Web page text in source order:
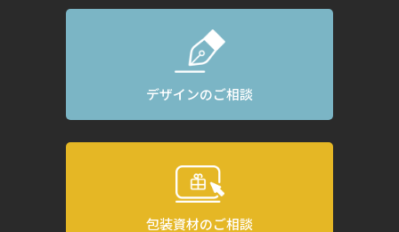
デザインのご相談
包装資材のご相談